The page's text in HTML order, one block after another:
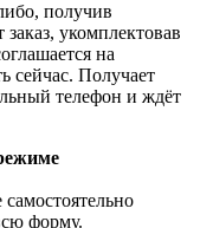
получив
укомплектовав
на
сейчас. Получает
телефон и ждёт
форму.